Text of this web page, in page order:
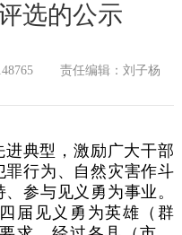
选的公示
责任编辑：刘子杨
典型，激励广大干部
行为、自然灾害作斗
参与见义勇为事业。
届见义勇为英雄（群